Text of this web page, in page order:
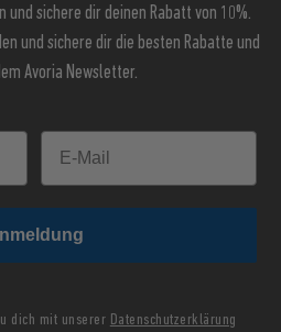
und sichere dir deinen Rabatt von 10%.
und sichere dir die besten Rabatte und
Avoria Newsletter.
dich mit unserer Datenschutzerklärung